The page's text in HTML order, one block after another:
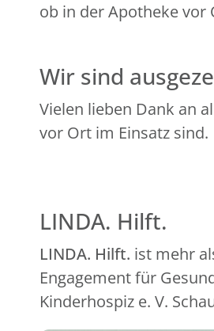
ob in der Apotheke
Wir sind
Vielen lieben Dank an
vor Ort im Einsatz sind.
LINDA. Hilft.
LINDA. Hilft. ist mehr
Engagement für
Kinderhospiz e. V.